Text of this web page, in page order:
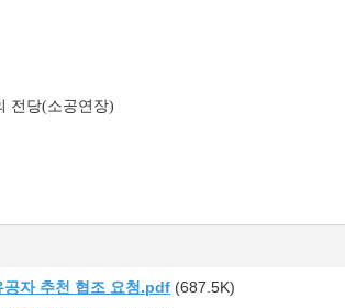
전당(소공연장)
공자 추천 협조 요청.pdf (687.5K)